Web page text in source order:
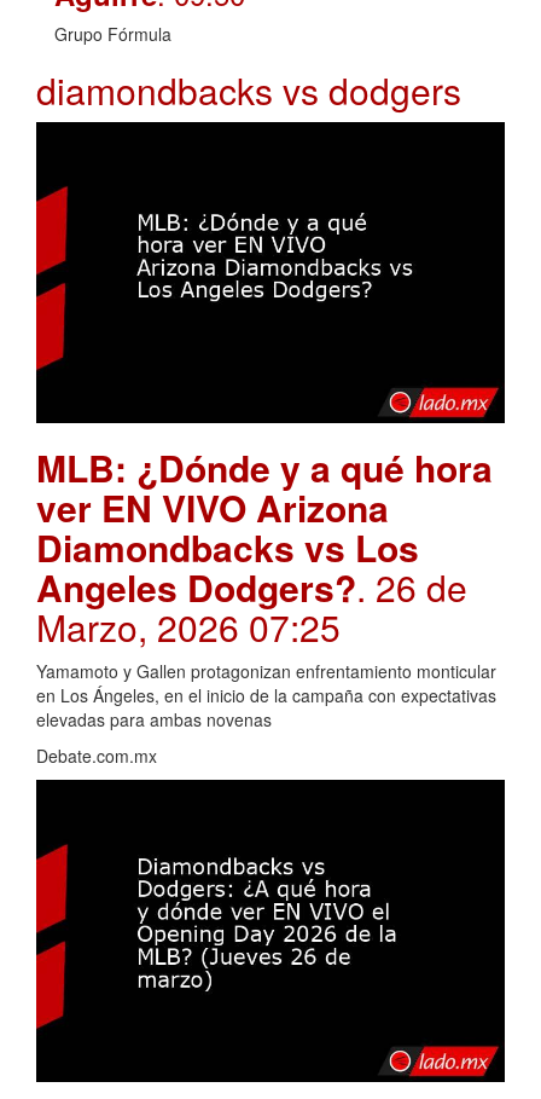
Grupo Fórmula
diamondbacks vs dodgers
MLB: ¿Dónde y a qué hora
ver EN VIVO Arizona
Diamondbacks vs Los
Angeles Dodgers?. 26 de
Marzo, 2026 07:25
Yamamoto y Gallen protagonizan enfrentamiento monticular
en Los Ángeles, en el inicio de la campaña con expectativas
elevadas para ambas novenas
Debate.com.mx